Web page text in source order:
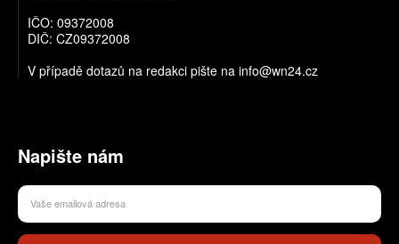
IČO: 09372008
DIČ: CZ09372008
V případě dotazů na redakci pište na info@wn24.cz
Napište nám